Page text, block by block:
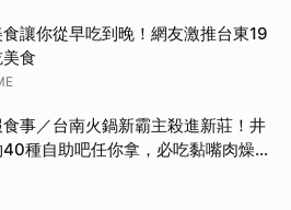
讓你從早吃到晚！網友激推台東19
食
事／台南火鍋新霸主殺進新莊！井
種自助吧任你拿，必吃黏嘴肉燥
棉花糖